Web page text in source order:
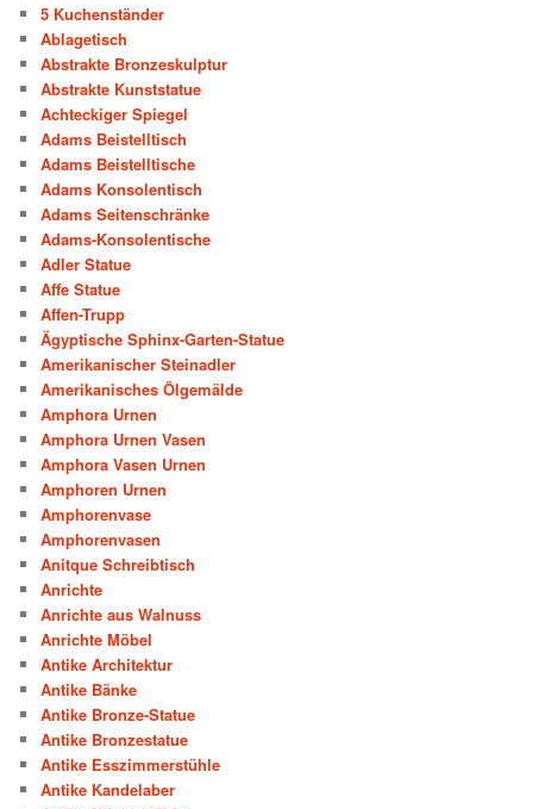
5 Kuchenständer
Ablagetisch
Abstrakte Bronzeskulptur
Abstrakte Kunststatue
Achteckiger Spiegel
Adams Beistelltisch
Adams Beistelltische
Adams Konsolentisch
Adams Seitenschränke
Adams-Konsolentische
Adler Statue
Affe Statue
Affen-Trupp
Ägyptische Sphinx-Garten-Statue
Amerikanischer Steinadler
Amerikanisches Ölgemälde
Amphora Urnen
Amphora Urnen Vasen
Amphora Vasen Urnen
Amphoren Urnen
Amphorenvase
Amphorenvasen
Anitque Schreibtisch
Anrichte
Anrichte aus Walnuss
Anrichte Möbel
Antike Architektur
Antike Bänke
Antike Bronze-Statue
Antike Bronzestatue
Antike Esszimmerstühle
Antike Kandelaber